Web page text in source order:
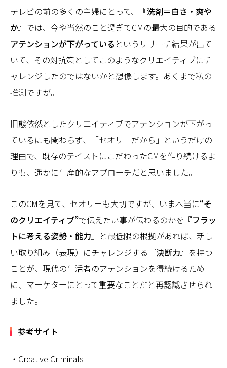
テレビの前の多くの主婦にとって、
『洗剤＝白さ・爽や
か』 では、今や当然のこと過ぎてCMの最大の目的である
アテンションが下がっている というリサーチ結果が出て
いて、その対抗策としてこのようなクリエイティブにチ
ャレンジしたのではないかと想像します。あくまで私の
推測ですが。
旧態依然としたクリエイティブでアテンションが下がっ
ているにも関わらず、「セオリーだから」というだけの
理由で、既存のテイストにこだわったCMを作り続けるよ
りも、遥かに生産的なアプローチだと思いました。
このCMを見て、セオリーも大切ですが、いま本当に“そ
のクリエイティブ”で伝えたい事が伝わるのかを 『フラッ
トに考える姿勢・能力』 と最低限の根拠があれば、新し
い取り組み（表現）にチャレンジする 『決断力』 を持つ
ことが、現代の生活者のアテンションを得続けるため
に、マーケターにとって重要なことだと再認識させられ
ました。
参考サイト
・Creative Criminals